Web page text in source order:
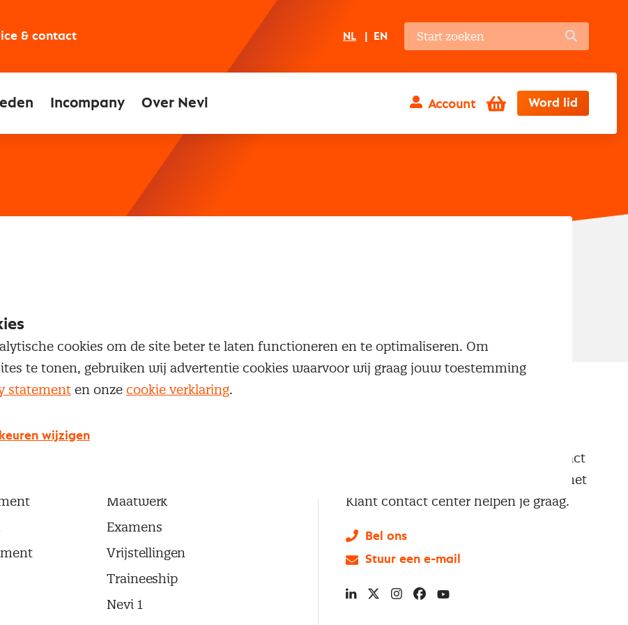
& contact NL EN
Incompany Over Nevi Account Winkelwagen
Word lid
Maatwerk
Examens
Vrijstellingen
Traineeship
Nevi 1
Vragen of opmerkingen? Neem contact
met ons op. Onze professionals van het
Klant contact center helpen je graag.
Bel ons
Stuur een e-mail
LinkedIn
X Instagram
Facebook
YouTube
cookies om de site beter te laten functioneren en te optimaliseren. Om
te tonen, gebruiken wij advertentie cookies waarvoor wij graag jouw toestemming
statement en onze cookie verklaring.
wijzigen